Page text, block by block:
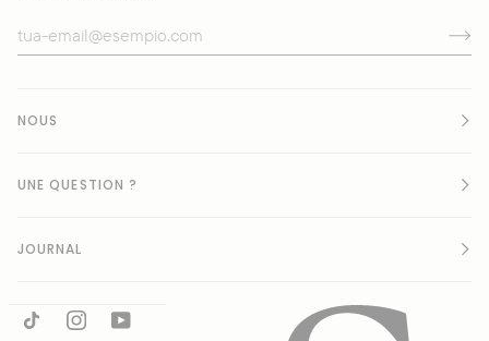
NOUS
UNE QUESTION ?
JOURNAL